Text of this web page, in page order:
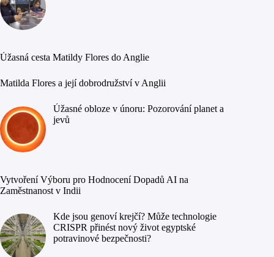
Úžasná cesta Matildy Flores do Anglie
Matilda Flores a její dobrodružství v Anglii
Úžasné obloze v únoru: Pozorování planet a
jevů
Vytvoření Výboru pro Hodnocení Dopadů AI na
Zaměstnanost v Indii
Kde jsou genoví krejčí? Může technologie
CRISPR přinést nový život egyptské
potravinové bezpečnosti?